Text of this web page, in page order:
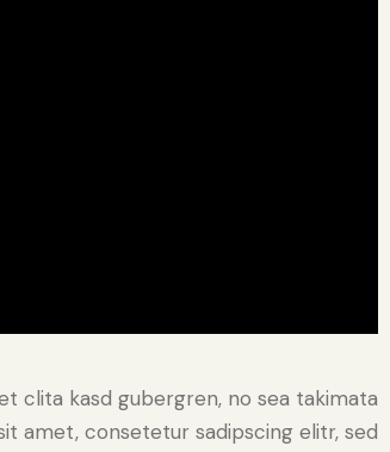
clita kasd gubergren, no sea takimata
amet, consetetur sadipscing elitr, sed